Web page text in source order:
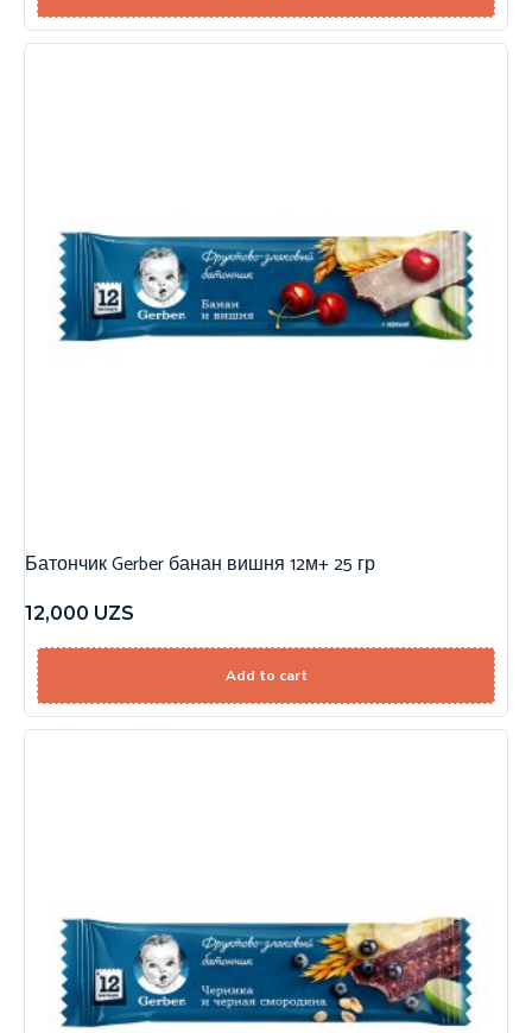
Батончик Gerber банан вишня 12м+ 25 гр
12,000 UZS
Add to cart